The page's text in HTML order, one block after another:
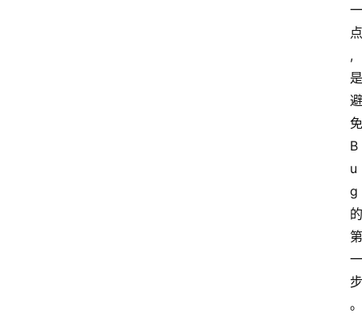
一
点
,
是
避
免
B
u
g
的
第
一
步
。